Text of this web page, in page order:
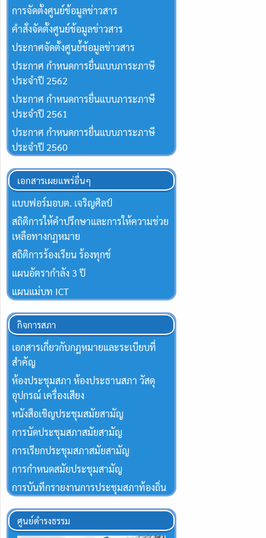
การจัดตั้งศูนย์ข้อมูลข่าวสาร
คำสั่งจัดตั้งศูนย์ข้อมูลข่าวสาร
ประกาศจัดตั้งศูนย์้ข้อมูลข่าวสาร
ประกาศ กำหนดการยื่นแบบภาระภาษี
ประจำปี 2562
ประกาศ กำหนดการยื่นแบบภาระภาษี
ประจำปี 2561
ประกาศ กำหนดการยื่นแบบภาระภาษี
ประจำปี 2560
เอกสารเผยแพร่อื่นๆ
แบบฟอร์มอบต. เจริญศิลป์
สถิติการให้คำปรึกษาและการให้ความช่วย
เหลือทางกฏหมาย
สถิติการร้องเรียน ร้องทุกข์
แผนอัตรากำลัง 3 ปี
แผนแม่บท ICT
กิจการสภา
เอกสารเกี่ยวกับกฎหมายและระเบียบที่
สำคัญ
ห้องประชุมสภา ห้องประธานสภา วัสดุ
อุปกรณ์ เครื่องเสียง
หนังสือเชิญประชุมสมัยสามัญ
การนัดประชุมสภาสมัยสามัญ
การเรียกประชุมสภาสมัยสามัญ
การกำหนดสมัยประชุมสามัญ
การบันทึกรายงานการประชุมสภาท้องถิ่น
ศูนย์ดำรงธรรม